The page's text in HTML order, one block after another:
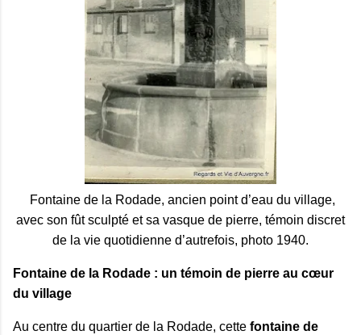
Fontaine de la Rodade, ancien point d’eau du village,
avec son fût sculpté et sa vasque de pierre, témoin discret
de la vie quotidienne d’autrefois, photo 1940.
Fontaine de la Rodade : un témoin de pierre au cœur
du village
Au centre du quartier de la Rodade, cette fontaine de